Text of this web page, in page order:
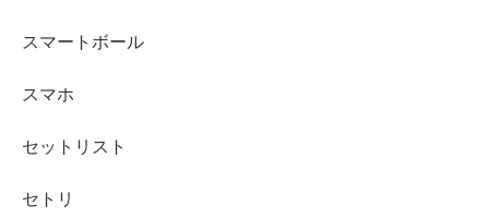
スマートボール
スマホ
セットリスト
セトリ